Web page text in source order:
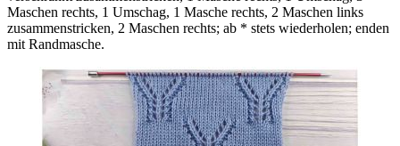
Maschen rechts, 1 Umschag, 1 Masche rechts, 2 Maschen links
zusammenstricken, 2 Maschen rechts; ab * stets wiederholen; enden
mit Randmasche.